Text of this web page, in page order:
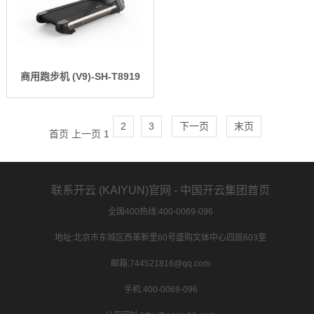
商用跑步机 (V9)-SH-T8919
首页 上一页 1
2 3 下一页 末页
联系开云 (KAIYUN)官网 - 中国开云集团首页
全国400热线:400-0069-096
地址:北京市东城区西革新里60号盛购文体中心四层603室
邮箱:744521816@qq.com
手机:400-0069-096